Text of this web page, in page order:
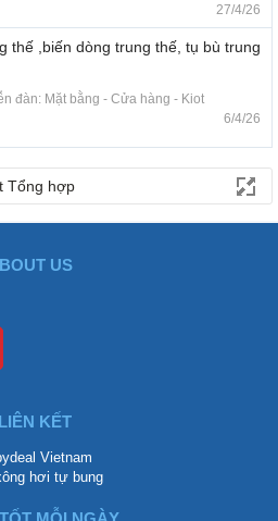
27/4/26
thế ,biến dòng trung thế, tụ bù trung
đàn: Mặt bằng - Cửa hàng - Kiot
6/4/26
Tổng hợp
US
LIÊN KẾT
Vietnam
hơi tự bung